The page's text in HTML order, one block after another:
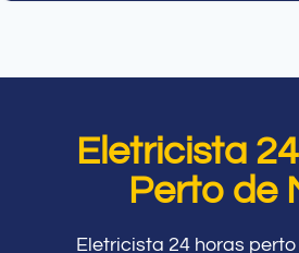
Eletricista
Perto de
Eletricista 24 horas